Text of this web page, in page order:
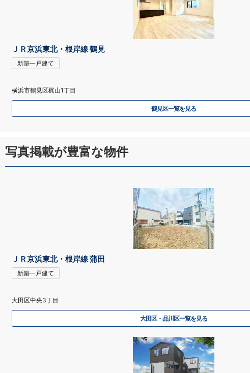
ＪＲ京浜東北・根岸線 鶴見
新築一戸建て
横浜市鶴見区梶山1丁目
鶴見区一覧を見る
写真掲載が豊富な物件
ＪＲ京浜東北・根岸線 蒲田
新築一戸建て
大田区中央3丁目
大田区・品川区一覧を見る